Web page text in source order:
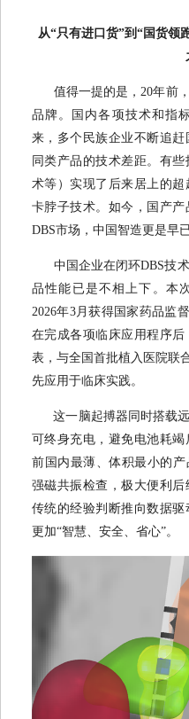
从“只有进口货”到“国货领
值得一提的是，20年前
品牌。国内各项技术和指
来，多个民族企业不断追
同类产品的技术差距。有
术等）实现了后来居上的
卡脖子技术。如今，国产
DBS市场，中国智造更是早
中国企业在闭环DBS技
品性能已是不相上下。本
2026年3月获得国家药品监
在完成各项临床应用程序
表，与全国首批植入医院联
先应用于临床实践。
这一脑起搏器同时搭载
可终身充电，避免电池耗
前国内最薄、体积最小的
强磁共振检查，极大便利
传统的经验判断推向数据
更加“智慧、安全、省心”。